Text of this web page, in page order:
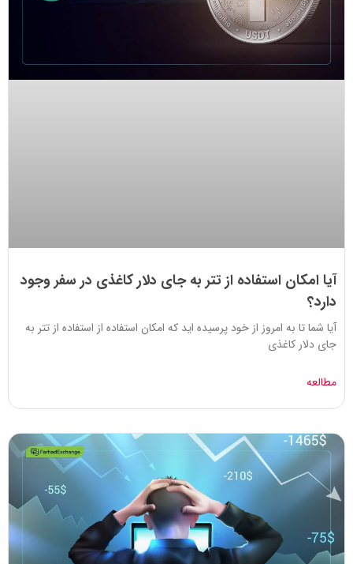
آیا امکان استفاده از تتر به جای دلار کاغذی در سفر وجود
دارد؟
آیا شما تا به امروز از خود پرسیده اید که امکان استفاده از استفاده از تتر به
جای دلار کاغذی
مطالعه